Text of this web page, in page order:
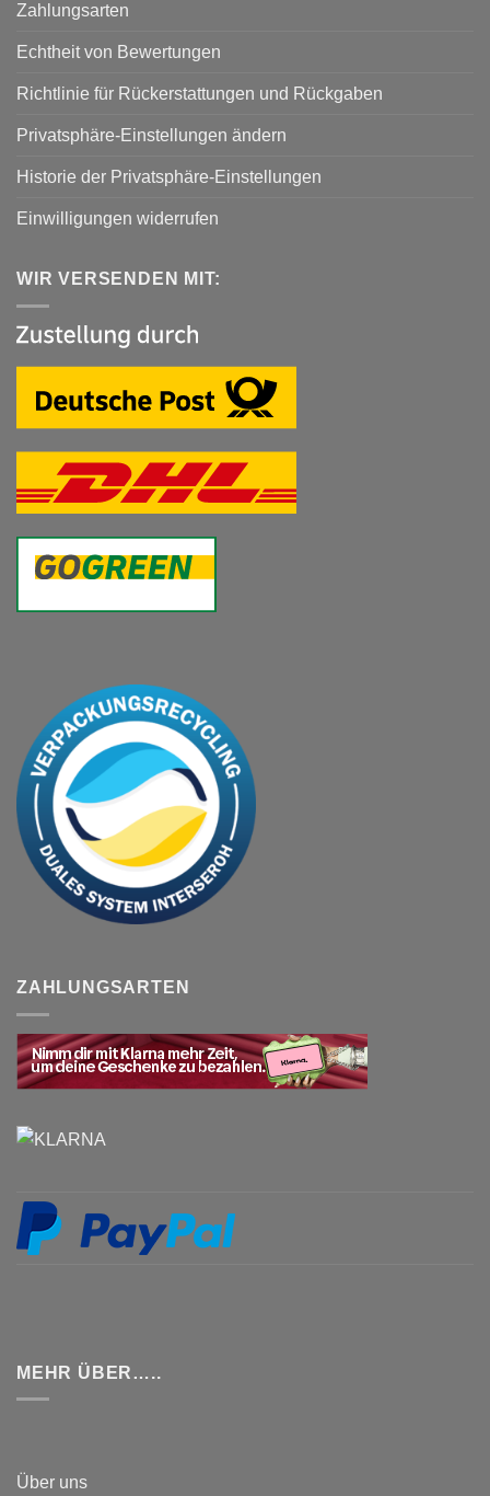
Zahlungsarten
Echtheit von Bewertungen
Richtlinie für Rückerstattungen und Rückgaben
Privatsphäre-Einstellungen ändern
Historie der Privatsphäre-Einstellungen
Einwilligungen widerrufen
WIR VERSENDEN MIT:
ZAHLUNGSARTEN
MEHR ÜBER…..
Über uns